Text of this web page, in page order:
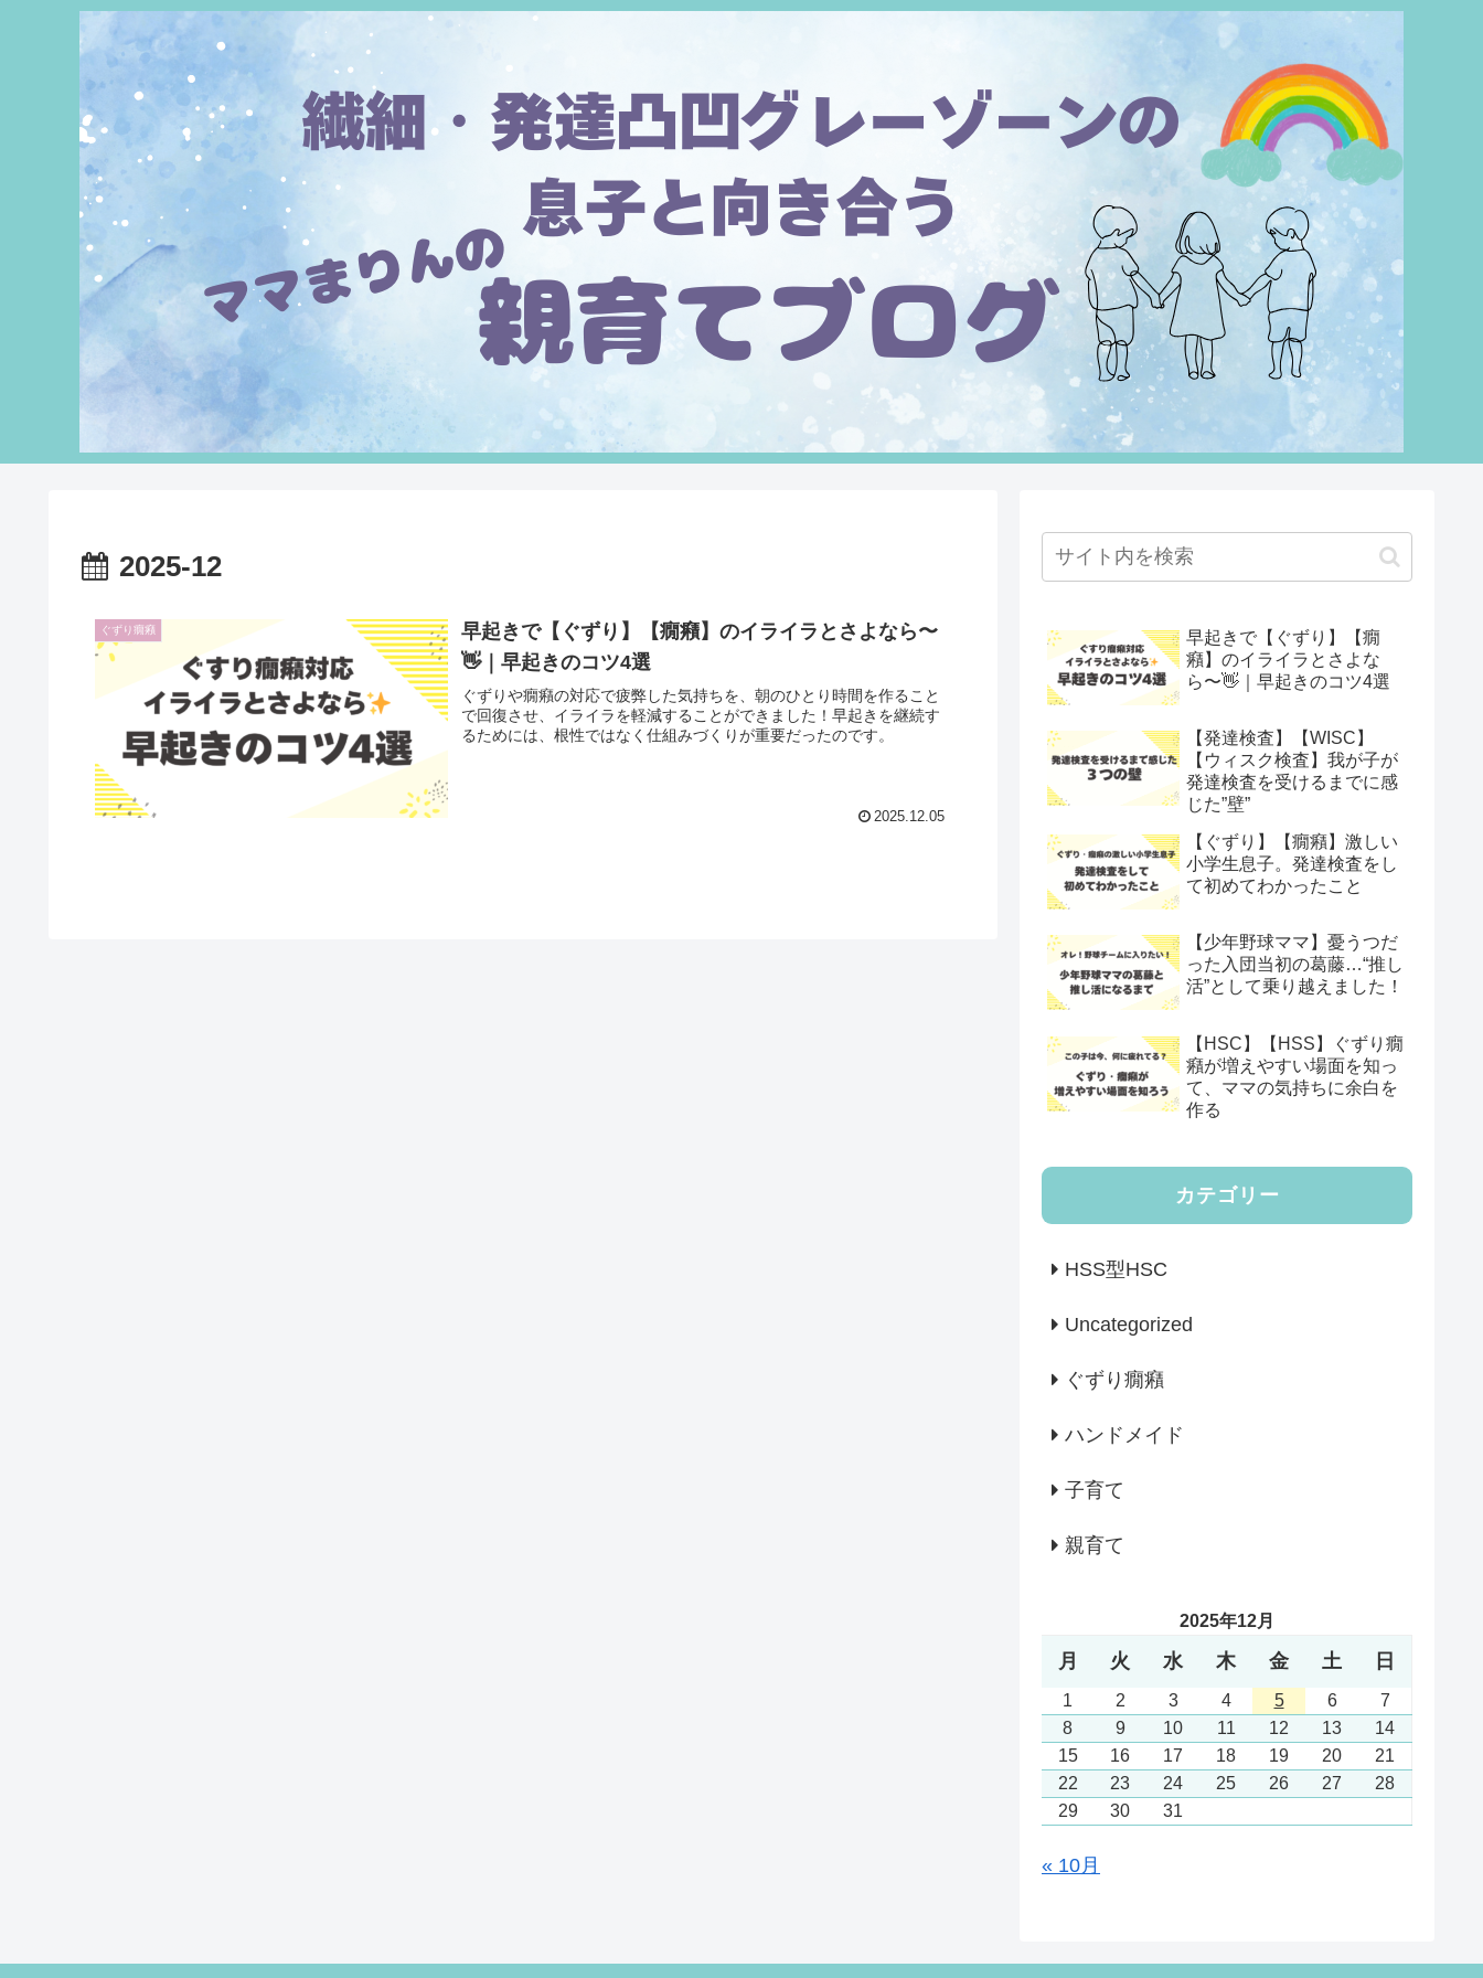
2025-12
ぐずり癇癪
早起きで【ぐずり】【癇癪】のイライラとさよなら〜
👋｜早起きのコツ4選
ぐずりや癇癪の対応で疲弊した気持ちを、朝のひとり時間を作ること
で回復させ、イライラを軽減することができました！早起きを継続す
るためには、根性ではなく仕組みづくりが重要だったのです。
2025.12.05
早起きで【ぐずり】【癇
癪】のイライラとさよな
ら〜👋｜早起きのコツ4選
【発達検査】【WISC】
【ウィスク検査】我が子が
発達検査を受けるまでに感
じた”壁”
【ぐずり】【癇癪】激しい
小学生息子。発達検査をし
て初めてわかったこと
【少年野球ママ】憂うつだ
った入団当初の葛藤…“推し
活”として乗り越えました！
【HSC】【HSS】ぐずり癇
癪が増えやすい場面を知っ
て、ママの気持ちに余白を
作る
カテゴリー
HSS型HSC
Uncategorized
ぐずり癇癪
ハンドメイド
子育て
親育て
2025年12月
月 火 水 木 金 土 日
1 2 3 4 5 6
7
8
9 10 11 12 13
14
15
16 17 18 19 20
21
22
23 24 25 26 27
28
29
30 31
« 10月